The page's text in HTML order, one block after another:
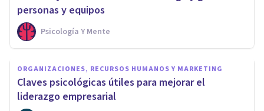
personas y equipos
Psicología Y Mente
ORGANIZACIONES, RECURSOS HUMANOS Y MARKETING
Claves psicológicas útiles para mejorar el
liderazgo empresarial
PSICOLOGÍA SOCIAL Y RELACIONES PERSONALES
Psicología de los Grupos:
definición, funciones y autores
principales